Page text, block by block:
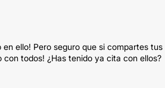
ello! Pero seguro que si compartes tus
todos! ¿Has tenido ya cita con ellos?